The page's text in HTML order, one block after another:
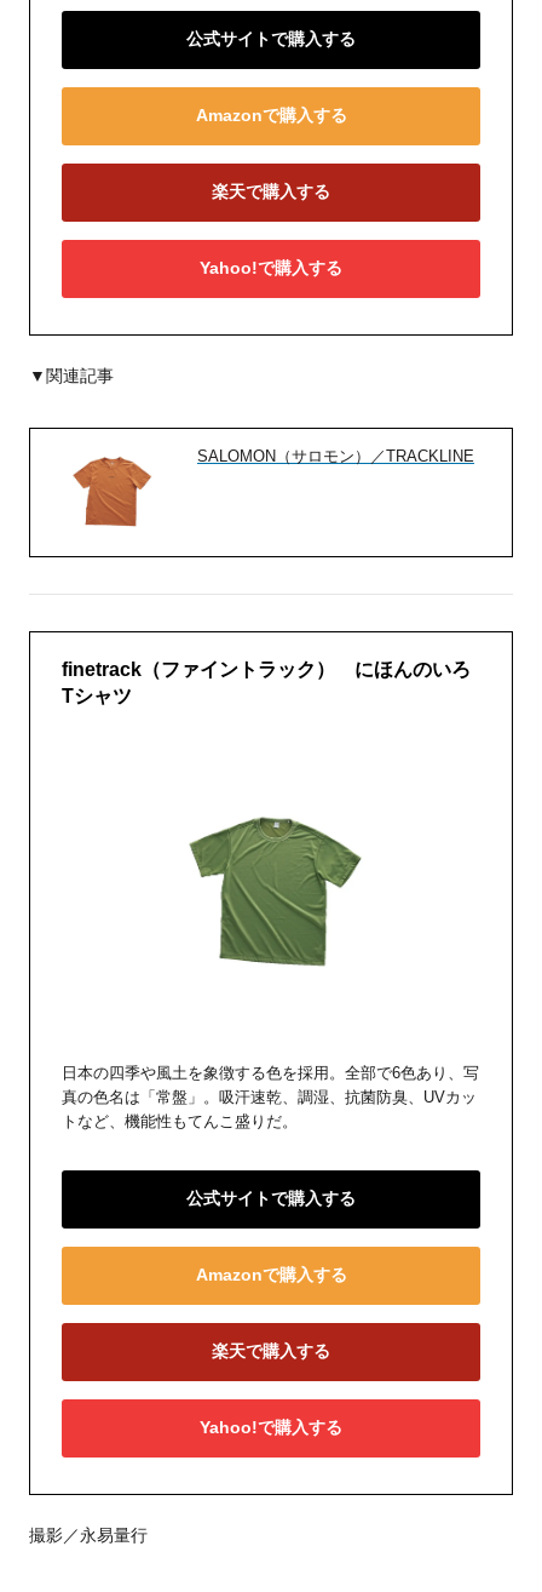
公式サイトで購入する
Amazonで購入する
楽天で購入する
Yahoo!で購入する
▼関連記事
SALOMON（サロモン）／TRACKLINE
finetrack（ファイントラック） にほんのいろ
Tシャツ
日本の四季や風土を象徴する色を採用。全部で6色あり、写
真の色名は「常盤」。吸汗速乾、調湿、抗菌防臭、UVカッ
トなど、機能性もてんこ盛りだ。
公式サイトで購入する
Amazonで購入する
楽天で購入する
Yahoo!で購入する
撮影／永易量行